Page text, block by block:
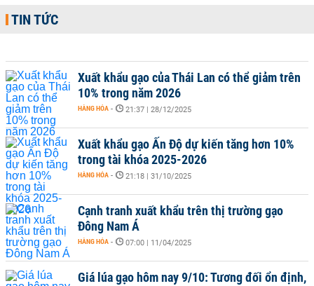
TIN TỨC
Xuất khẩu gạo của Thái Lan có thể giảm trên
10% trong năm 2026
HÀNG HÓA - 21:37 | 28/12/2025
Xuất khẩu gạo Ấn Độ dự kiến tăng hơn 10%
trong tài khóa 2025-2026
HÀNG HÓA - 21:18 | 31/10/2025
Cạnh tranh xuất khẩu trên thị trường gạo
Đông Nam Á
HÀNG HÓA - 07:00 | 11/04/2025
Giá lúa gạo hôm nay 9/10: Tương đối ổn định,